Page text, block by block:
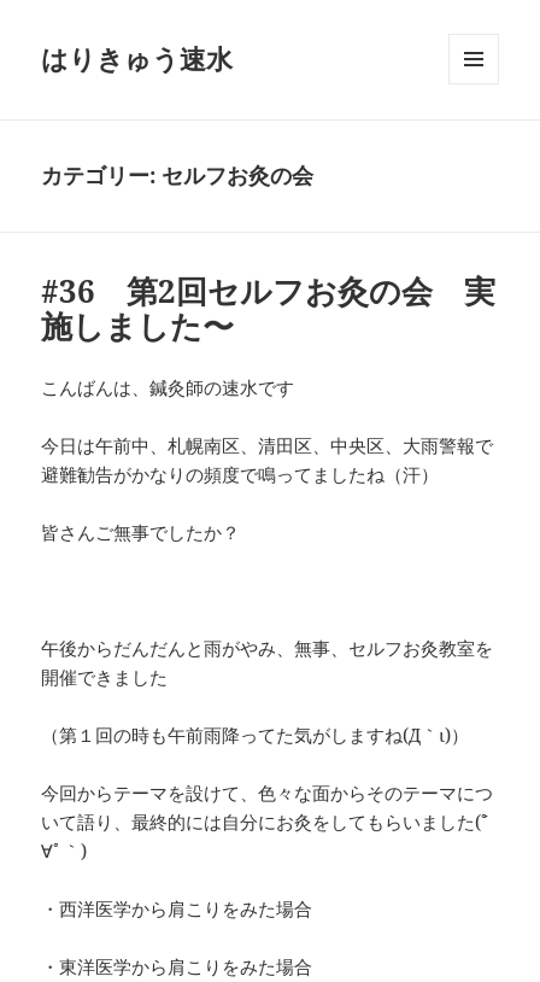
はりきゅう速水
カテゴリー: セルフお灸の会
#36 第2回セルフお灸の会 実
施しました〜
こんばんは、鍼灸師の速水です
今日は午前中、札幌南区、清田区、中央区、大雨警報で
避難勧告がかなりの頻度で鳴ってましたね（汗）
皆さんご無事でしたか？
午後からだんだんと雨がやみ、無事、セルフお灸教室を
開催できました
（第１回の時も午前雨降ってた気がしますね(´Д｀ι)）
今回からテーマを設けて、色々な面からそのテーマにつ
いて語り、最終的には自分にお灸をしてもらいました(´ﾟ
∀ﾟ｀)
・西洋医学から肩こりをみた場合
・東洋医学から肩こりをみた場合